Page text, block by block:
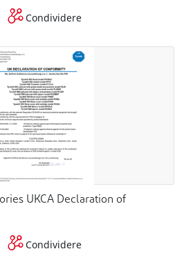
Condividere
UKCA Declaration of
Condividere